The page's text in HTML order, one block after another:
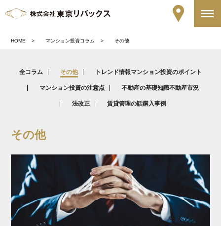
HOME マンション投資コラム その他
全コラム その他 トレンド情報マンション投資のポイント
マンション投資の注意点 不動産の基礎知識不動産市況
法改正 賃貸管理の話購入事例
その他